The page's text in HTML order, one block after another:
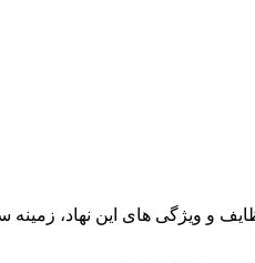
و ویژگی های این نهاد، زمینه